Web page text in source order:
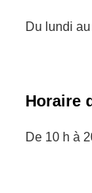
Du lundi
Horaire
De 10 h à